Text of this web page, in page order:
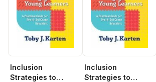
Inclusion
Strategies to
Inclusion
Strategies to